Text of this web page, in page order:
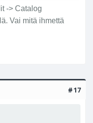
-> Catalog
Vai mitä ihmettä
#17